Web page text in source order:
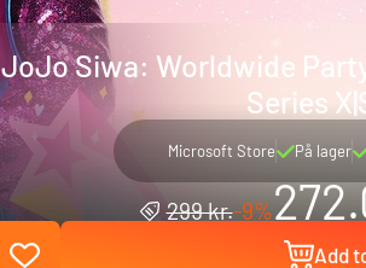
JoJo Siwa: Worldwide
Series
Microsoft Store På lager
299 kr.-9%
Add